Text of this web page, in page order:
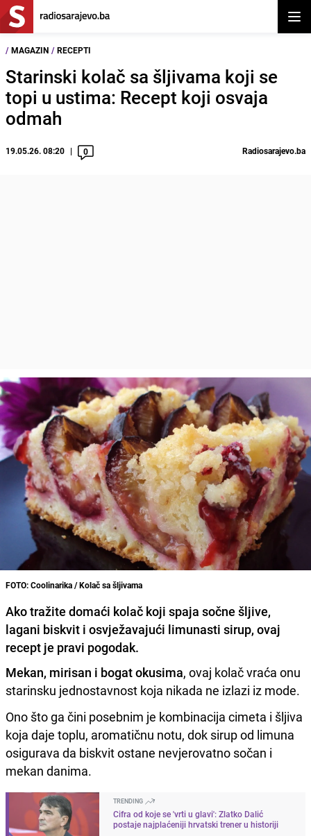
/ MAGAZIN / RECEPTI
Starinski kolač sa šljivama koji se
topi u ustima: Recept koji osvaja
odmah
19.05.26. 08:20 0 Radiosarajevo.ba
FOTO: Coolinarika / Kolač sa šljivama
Ako tražite domaći kolač koji spaja sočne šljive,
lagani biskvit i osvježavajući limunasti sirup, ovaj
recept je pravi pogodak.
Mekan, mirisan i bogat okusima, ovaj kolač vraća onu
starinsku jednostavnost koja nikada ne izlazi iz mode.
Ono što ga čini posebnim je kombinacija cimeta i šljiva
koja daje toplu, aromatičnu notu, dok sirup od limuna
osigurava da biskvit ostane nevjerovatno sočan i
mekan danima.
TRENDING
Cifra od koje se 'vrti u glavi': Zlatko Dalić
postaje najplaćeniji hrvatski trener u historiji